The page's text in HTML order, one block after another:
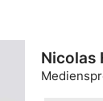
Nicolas